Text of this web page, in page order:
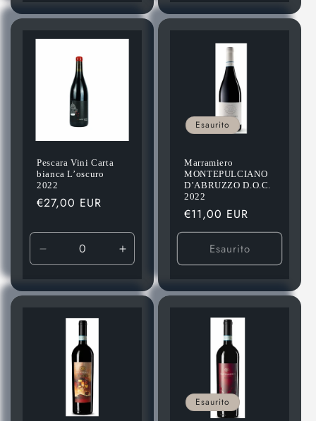
Default
Title
Default
Title
Pescara Vini Carta
bianca L’oscuro
2022
Prezzo
listino
€27,00 EUR
Diminuisci
quantità
Default
Aumenta
quantità
Default
Esaurito
Marramiero
MONTEPULCIANO
D’ABRUZZO D.O.C.
2022
Prezzo
di
listino
€11,00 EUR
Esaurito
Esaurito